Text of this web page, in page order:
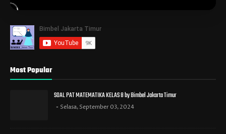
Most Popular
SOAL PAT MATEMATIKA KELAS 8 by Bimbel Jakarta Timur
Selasa, September 03, 2024